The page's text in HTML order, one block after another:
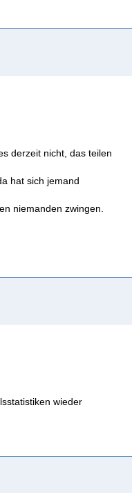
derzeit nicht, das teilen
hat sich jemand
niemanden zwingen.
wieder